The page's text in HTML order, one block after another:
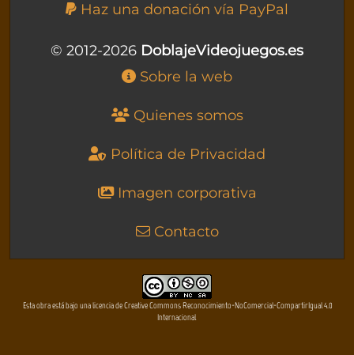
Haz una donación vía PayPal
© 2012-2026 DoblajeVideojuegos.es
Sobre la web
Quienes somos
Política de Privacidad
Imagen corporativa
Contacto
Esta obra está bajo una licencia de Creative Commons Reconocimiento-NoComercial-CompartirIgual 4.0
Internacional